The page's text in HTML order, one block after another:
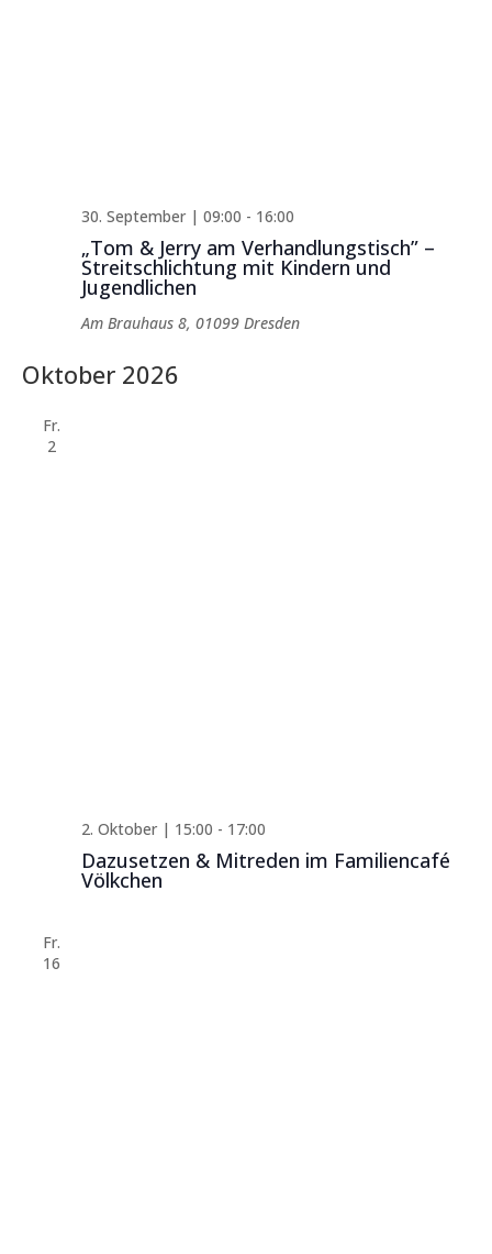
„Tom & Jerry am Verhandlungstisch” –
Streitschlichtung mit Kindern und
Jugendlichen
30. September | 09:00 - 16:00
Am Brauhaus 8, 01099 Dresden
Oktober 2026
Fr.
2
Dazusetzen & Mitreden im Familiencafé
Völkchen
2. Oktober | 15:00 - 17:00
Fr.
16